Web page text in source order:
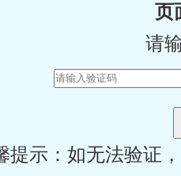
页
请
提示：如无法验证